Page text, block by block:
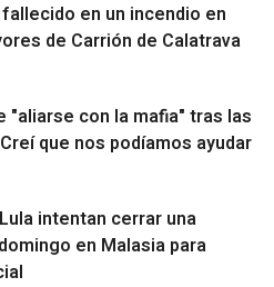
en un incendio en
de Carrión de Calatrava
"aliarse con la mafia" tras las
que nos podíamos ayudar
intentan cerrar una
en Malasia para